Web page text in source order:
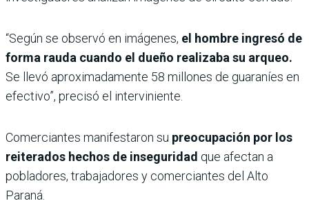
“Según se observó en imágenes, el hombre ingresó de
forma rauda cuando el dueño realizaba su arqueo.
Se llevó aproximadamente 58 millones de guaraníes en
efectivo”, precisó el interviniente.
Comerciantes manifestaron su preocupación por los
reiterados hechos de inseguridad que afectan a
pobladores, trabajadores y comerciantes del Alto
Paraná.